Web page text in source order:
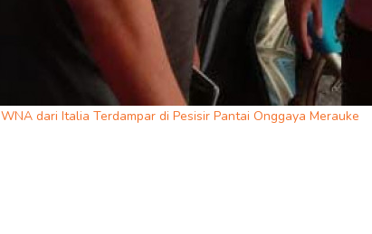
dari Italia Terdampar di Pesisir Pantai Onggaya Merauke